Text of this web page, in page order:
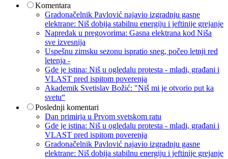
Komentara
Gradonačelnik Pavlović najavio izgradnju gasne
elektrane: Niš dobija stabilnu energiju i jeftinije grejanje
Napredak u pregovorima: Gasna elektrana kod Niša
sve izvesnija
Uspešnu zimsku sezonu ispratio sneg, počeo letnji red
letenja -
Gde je istina: Niš u ogledalu protesta - mladi, građani i
VLAST pred ispitom poverenja
Akademik Svetislav Božić: "Niš mi je otvorio put ka
svetu“
Poslednji komentari
Dan primirja u Prvom svetskom ratu
Gde je istina: Niš u ogledalu protesta - mladi, građani i
VLAST pred ispitom poverenja
Gradonačelnik Pavlović najavio izgradnju gasne
elektrane: Niš dobija stabilnu energiju i jeftinije grejanje